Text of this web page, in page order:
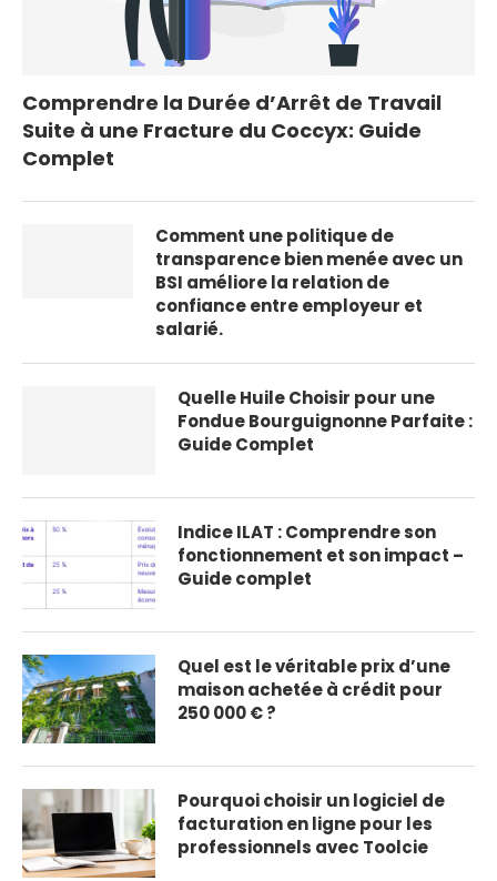
Comprendre la Durée d’Arrêt de Travail
Suite à une Fracture du Coccyx: Guide
Complet
Comment une politique de
transparence bien menée avec un
BSI améliore la relation de
confiance entre employeur et
salarié.
Quelle Huile Choisir pour une
Fondue Bourguignonne Parfaite :
Guide Complet
Indice ILAT : Comprendre son
fonctionnement et son impact –
Guide complet
Quel est le véritable prix d’une
maison achetée à crédit pour
250 000 € ?
Pourquoi choisir un logiciel de
facturation en ligne pour les
professionnels avec Toolcie